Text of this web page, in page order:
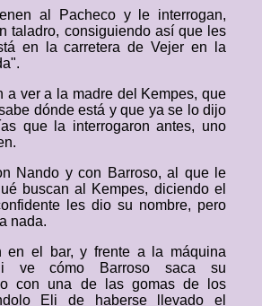
al Pacheco y le interrogan,
taladro, consiguiendo así que les
en la carretera de Vejer en la
a ver a la madre del Kempes, que
dónde está y que ya se lo dijo
que la interrogaron antes, uno
Nando y con Barroso, al que le
buscan al Kempes, diciendo el
les dio su nombre, pero
nada.
en el bar, y frente a la máquina
ve cómo Barroso saca su
con una de las gomas de los
Eli de haberse llevado el